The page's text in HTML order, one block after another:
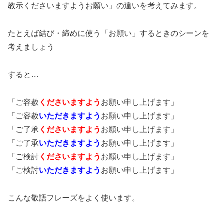
教示くださいますようお願い」の違いを考えてみます。
たとえば結び・締めに使う「お願い」するときのシーンを
考えましょう
すると…
「ご容赦 くださいますよう お願い申し上げます」
「ご容赦いただきますよう お願い申し上げます」
「ご了承 くださいますよう お願い申し上げます」
「ご了承いただきますよう お願い申し上げます」
「ご検討 くださいますよう お願い申し上げます」
「ご検討いただきますよう お願い申し上げます」
こんな敬語フレーズをよく使います。